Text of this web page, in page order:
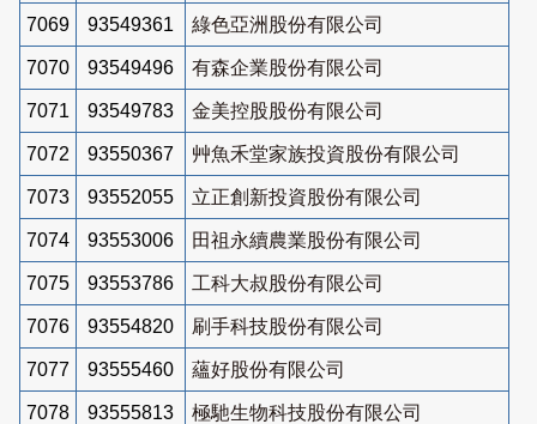
7069 93549361 綠色亞洲股份有限公司
7070 93549496 有森企業股份有限公司
7071 93549783 金美控股股份有限公司
7072 93550367 艸魚禾堂家族投資股份有限公司
7073 93552055 立正創新投資股份有限公司
7074 93553006 田祖永續農業股份有限公司
7075 93553786 工科大叔股份有限公司
7076 93554820 刷手科技股份有限公司
7077 93555460 蘊好股份有限公司
7078 93555813 極馳生物科技股份有限公司